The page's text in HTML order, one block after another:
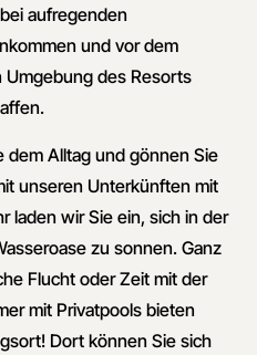
aufregenden
und vor dem
Umgebung des Resorts
dem Alltag und gönnen Sie
unseren Unterkünften mit
laden wir Sie ein, sich in der
zu sonnen. Ganz
Flucht oder Zeit mit der
mit Privatpools bieten
Dort können Sie sich